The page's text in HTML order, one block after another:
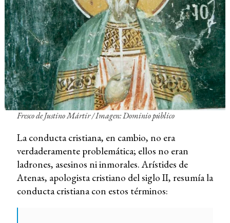
Fresco de Justino Mártir / Imagen: Dominio público
La conducta cristiana, en cambio, no era
verdaderamente problemática; ellos no eran
ladrones, asesinos ni inmorales. Arístides de
Atenas, apologista cristiano del siglo II, resumía la
conducta cristiana con estos términos: